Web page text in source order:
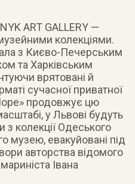
ART GALLERY —
колекціями.
з Києво-Печерським
та Харківським
врятовані й
сучасної приватної
продовжує цю
у Львові будуть
з колекції Одеського
музею, евакуйовані під
авторства відомого
Івана